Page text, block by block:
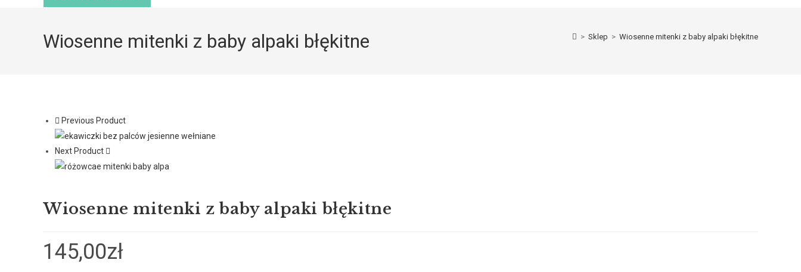
Wiosenne mitenki z baby alpaki błękitne > Sklep > Wiosenne mitenki z baby alpaki błękitne
Previous Product
Next Product
Wiosenne mitenki z baby alpaki błękitne
145,00zł